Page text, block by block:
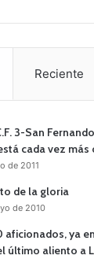
Reciente
3-San
cada vez más
de 2011
de la gloria
de 2010
aficionados, ya
último aliento a